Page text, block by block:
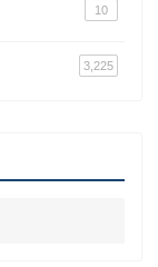
10
3,225